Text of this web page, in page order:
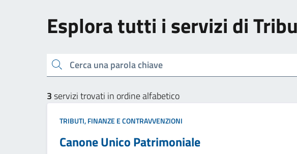
Esplora tutti i servizi di
Cerca una parola chiave
3servizi trovati in ordine alfabetico
TRIBUTI, FINANZE E CONTRAVVENZIONI
Canone Unico Patrimoniale